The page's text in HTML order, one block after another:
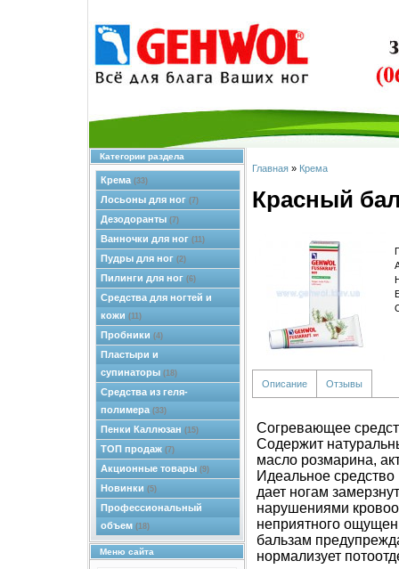
Категории раздела
Крема (33)
Лосьоны для ног (7)
Дезодоранты (7)
Ванночки для ног (11)
Пудры для ног (2)
Пилинги для ног (6)
Средства для ногтей и
кожи (11)
Пробники (4)
Пластыри и
супинаторы (18)
Средства из геля-
полимера (33)
Пенки Каллюзан (15)
ТОП продаж (7)
Акционные товары (9)
Новинки (5)
Профессиональный
объем (18)
Меню сайта
Главная » Крема
Красный
Описание Отзывы
Согревающее
Содержит
масло розмарина,
Идеальное
дает ногам
нарушениями
неприятного
бальзам
нормализует